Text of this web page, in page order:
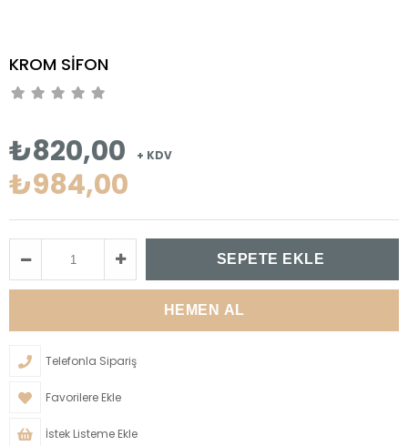
KROM SİFON
₺820,00 + KDV
₺984,00
Telefonla Sipariş
Favorilere Ekle
İstek Listeme Ekle